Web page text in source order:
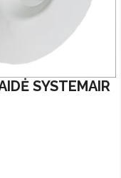
SYSTEMAIR